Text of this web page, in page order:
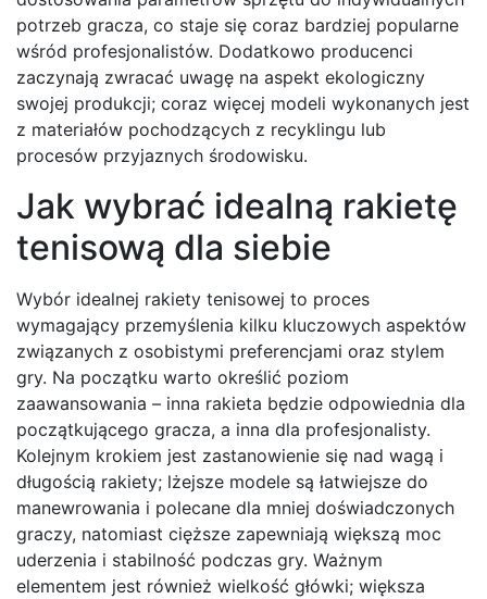
potrzeb gracza, co staje się coraz bardziej popularne
wśród profesjonalistów. Dodatkowo producenci
zaczynają zwracać uwagę na aspekt ekologiczny
swojej produkcji; coraz więcej modeli wykonanych jest
z materiałów pochodzących z recyklingu lub
procesów przyjaznych środowisku.
Jak wybrać idealną rakietę
tenisową dla siebie
Wybór idealnej rakiety tenisowej to proces
wymagający przemyślenia kilku kluczowych aspektów
związanych z osobistymi preferencjami oraz stylem
gry. Na początku warto określić poziom
zaawansowania – inna rakieta będzie odpowiednia dla
początkującego gracza, a inna dla profesjonalisty.
Kolejnym krokiem jest zastanowienie się nad wagą i
długością rakiety; lżejsze modele są łatwiejsze do
manewrowania i polecane dla mniej doświadczonych
graczy, natomiast cięższe zapewniają większą moc
uderzenia i stabilność podczas gry. Ważnym
elementem jest również wielkość główki; większa